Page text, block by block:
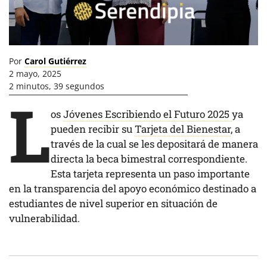
Por Carol Gutiérrez
2 mayo, 2025
2 minutos, 39 segundos
LosJóvenes Escribiendo el Futuro 2025ya
pueden recibir suTarjeta del Bienestar, a
través de la cual se les depositará de manera
directa la beca bimestral correspondiente.
Esta tarjeta representa un paso importante
en la transparencia del apoyo económico destinado a
estudiantes de nivel superior en situación de
vulnerabilidad.